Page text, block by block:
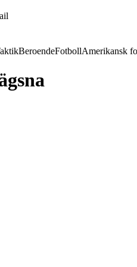
BeroendeFotbollAmerikansk